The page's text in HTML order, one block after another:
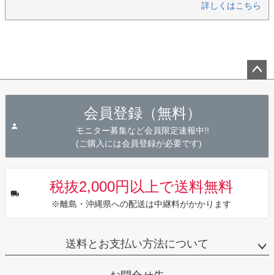
詳しくはこちら
会員登録（無料）
モニター募集など会員限定速報中!!
(ご購入には会員登録が必要です)
税抜2,000円以上で送料無料
※離島・沖縄県への配送は中継料がかかります
送料とお支払い方法について